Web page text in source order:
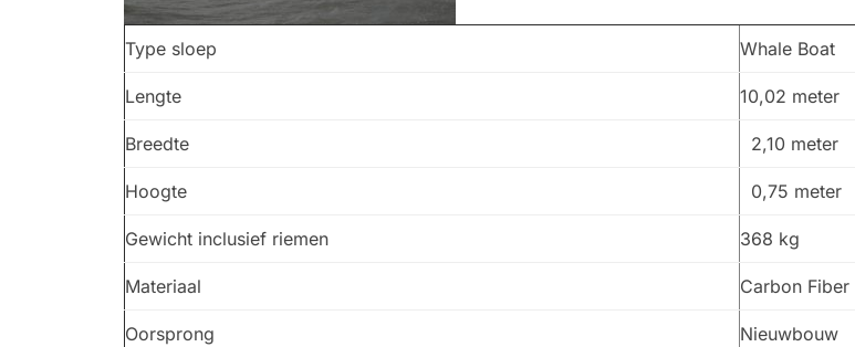
Type sloep Whale Boat
Lengte 10,02 meter
Breedte 2,10 meter
Hoogte 0,75 meter
Gewicht inclusief riemen 368 kg
Materiaal Carbon Fiber
Oorsprong Nieuwbouw